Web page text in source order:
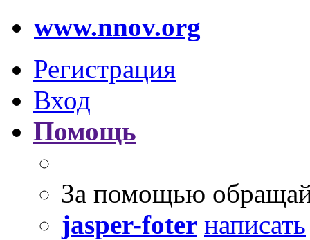
www.nnov.org
Регистрация
Вход
Помощь
За помощью
jasper-foter написать